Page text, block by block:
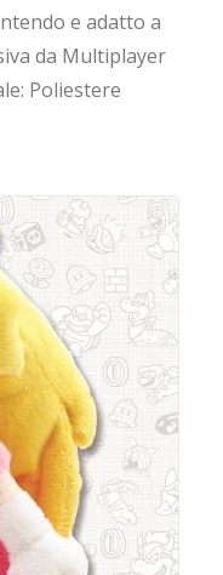
e adatto a
da Multiplayer
Poliestere